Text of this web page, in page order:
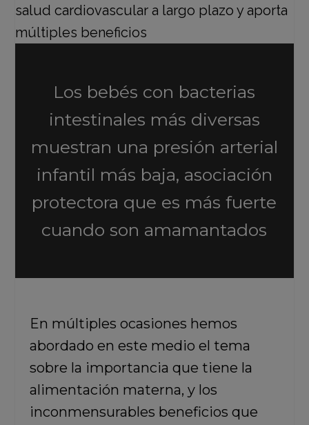
Los bebés con bacterias
intestinales más diversas
muestran una presión arterial
infantil más baja, asociación
protectora que es más fuerte
cuando son amamantados
En múltiples ocasiones hemos
abordado en este medio el tema
sobre la importancia que tiene la
alimentación materna, y los
inconmensurables beneficios que